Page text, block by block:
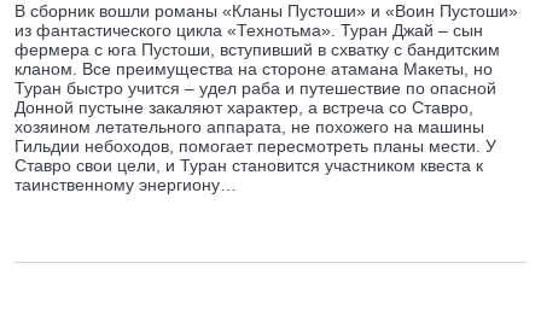
В сборник вошли романы «Кланы Пустоши» и «Воин Пустоши»
из фантастического цикла «Технотьма». Туран Джай – сын
фермера с юга Пустоши, вступивший в схватку с бандитским
кланом. Все преимущества на стороне атамана Макеты, но
Туран быстро учится – удел раба и путешествие по опасной
Донной пустыне закаляют характер, а встреча со Ставро,
хозяином летательного аппарата, не похожего на машины
Гильдии небоходов, помогает пересмотреть планы мести. У
Ставро свои цели, и Туран становится участником квеста к
таинственному энергиону…